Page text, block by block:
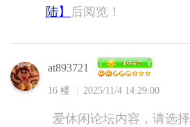
陆】
后阅览！
at893721
16 楼 2025/11/4 14:29:00
爱休闲论坛内容，请选择